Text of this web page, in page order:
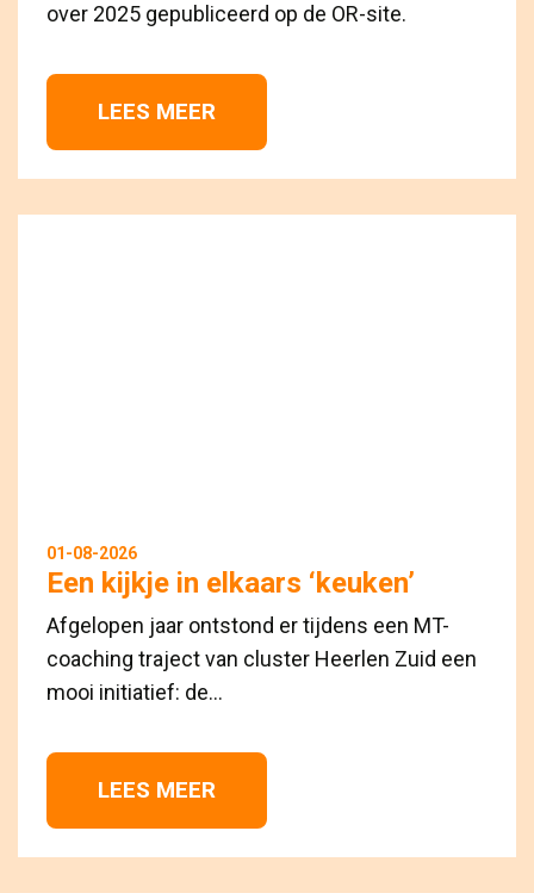
over 2025 gepubliceerd op de OR-site.
LEES MEER
01-08-2026
Een kijkje in elkaars ‘keuken’
Afgelopen jaar ontstond er tijdens een MT-
coaching traject van cluster Heerlen Zuid een
mooi initiatief: de...
LEES MEER